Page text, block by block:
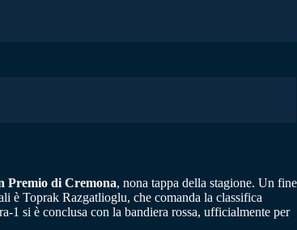
Premio di Cremona, nona tappa della stagione. Un fine
è Toprak Razgatlioglu, che comanda la classifica
1 si è conclusa con la bandiera rossa, ufficialmente per